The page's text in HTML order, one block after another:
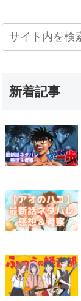
新着記事